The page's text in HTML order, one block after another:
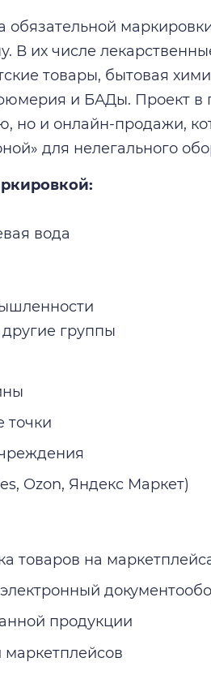
В их числе
товары, бытовая
и БАДы. Проект в
но и онлайн-продажи,
для нелегального
вода
группы
точки
Ozon, Яндекс Маркет)
товаров на
продукции